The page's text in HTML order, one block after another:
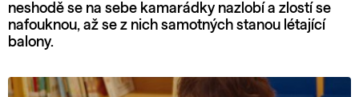
neshodě se na sebe kamarádky nazlobí a zlostí se
nafouknou, až se z nich samotných stanou létající
balony.